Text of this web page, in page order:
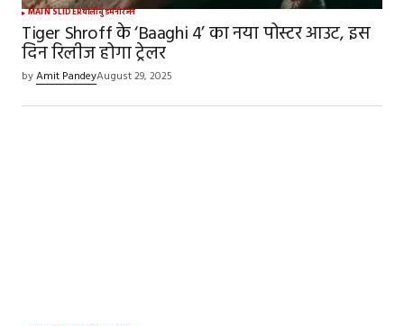
MAIN SLIDERबॉलीवुडमनोरंजन
Tiger Shroff के ‘Baaghi 4’ का नया पोस्टर आउट, इस
दिन रिलीज होगा ट्रेलर
byAmit PandeyAugust 29, 2025